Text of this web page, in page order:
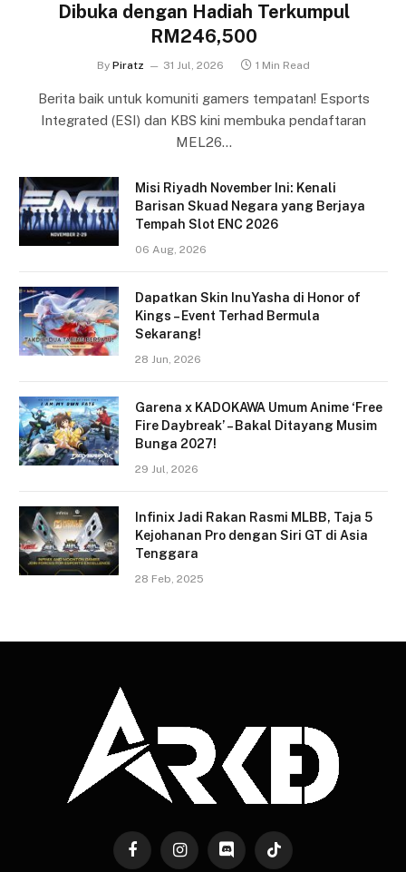
Dibuka dengan Hadiah Terkumpul
RM246,500
By Piratz 31 Jul, 2026 1 Min Read
Berita baik untuk komuniti gamers tempatan! Esports
Integrated (ESI) dan KBS kini membuka pendaftaran
MEL26…
Misi Riyadh November Ini: Kenali
Barisan Skuad Negara yang Berjaya
Tempah Slot ENC 2026
06 Aug, 2026
Dapatkan Skin InuYasha di Honor of
Kings – Event Terhad Bermula
Sekarang!
28 Jun, 2026
Garena x KADOKAWA Umum Anime ‘Free
Fire Daybreak’ – Bakal Ditayang Musim
Bunga 2027!
29 Jul, 2026
Infinix Jadi Rakan Rasmi MLBB, Taja 5
Kejohanan Pro dengan Siri GT di Asia
Tenggara
28 Feb, 2025
FacebookInstagramDiscord TikTok